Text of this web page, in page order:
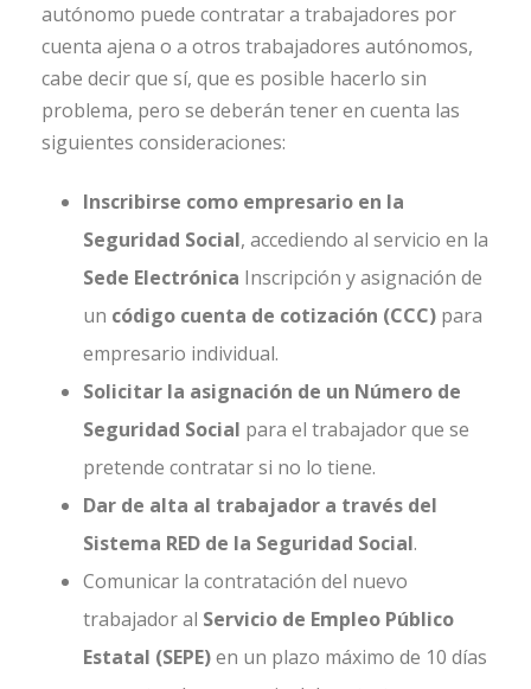
autónomo puede contratar a trabajadores por
cuenta ajena o a otros trabajadores autónomos,
cabe decir que sí, que es posible hacerlo sin
problema, pero se deberán tener en cuenta las
siguientes consideraciones:
Inscribirse como empresario en la
Seguridad Social, accediendo al servicio en la
Sede Electrónica Inscripción y asignación de
un código cuenta de cotización (CCC) para
empresario individual.
Solicitar la asignación de un Número de
Seguridad Social para el trabajador que se
pretende contratar si no lo tiene.
Dar de alta al trabajador a través del
Sistema RED de la Seguridad Social.
Comunicar la contratación del nuevo
trabajador al Servicio de Empleo Público
Estatal (SEPE)en un plazo máximo de 10 días